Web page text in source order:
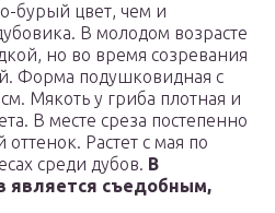
бурый цвет, чем и
В молодом возрасте
но во время созревания
Форма подушковидная с
Мякоть у гриба плотная и
В месте среза постепенно
Растет с мая по
среди дубов. В
является съедобным,